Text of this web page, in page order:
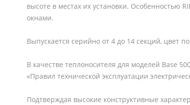
высоте в местах их установки. Особенностью
окнами.
Выпускается серийно от 4 до 14 секций, цвет по
В качестве теплоносителя для моделей Base
«Правил технической эксплуатации
Подтверждая высокие конструктивные